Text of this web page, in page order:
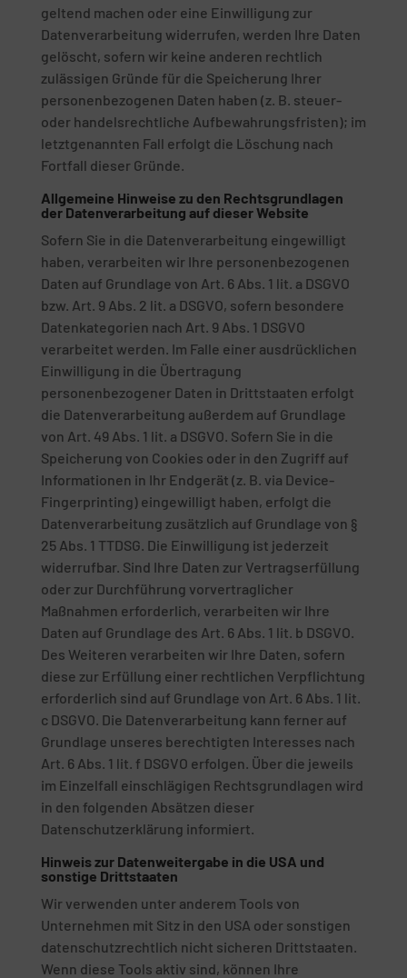
geltend machen oder eine Einwilligung zur
Datenverarbeitung widerrufen, werden Ihre Daten
gelöscht, sofern wir keine anderen rechtlich
zulässigen Gründe für die Speicherung Ihrer
personenbezogenen Daten haben (z. B. steuer-
oder handelsrechtliche Aufbewahrungsfristen); im
letztgenannten Fall erfolgt die Löschung nach
Fortfall dieser Gründe.
Allgemeine Hinweise zu den Rechtsgrundlagen
der Datenverarbeitung auf dieser Website
Sofern Sie in die Datenverarbeitung eingewilligt
haben, verarbeiten wir Ihre personenbezogenen
Daten auf Grundlage von Art. 6 Abs. 1 lit. a DSGVO
bzw. Art. 9 Abs. 2 lit. a DSGVO, sofern besondere
Datenkategorien nach Art. 9 Abs. 1 DSGVO
verarbeitet werden. Im Falle einer ausdrücklichen
Einwilligung in die Übertragung
personenbezogener Daten in Drittstaaten erfolgt
die Datenverarbeitung außerdem auf Grundlage
von Art. 49 Abs. 1 lit. a DSGVO. Sofern Sie in die
Speicherung von Cookies oder in den Zugriff auf
Informationen in Ihr Endgerät (z. B. via Device-
Fingerprinting) eingewilligt haben, erfolgt die
Datenverarbeitung zusätzlich auf Grundlage von §
25 Abs. 1 TTDSG. Die Einwilligung ist jederzeit
widerrufbar. Sind Ihre Daten zur Vertragserfüllung
oder zur Durchführung vorvertraglicher
Maßnahmen erforderlich, verarbeiten wir Ihre
Daten auf Grundlage des Art. 6 Abs. 1 lit. b DSGVO.
Des Weiteren verarbeiten wir Ihre Daten, sofern
diese zur Erfüllung einer rechtlichen Verpflichtung
erforderlich sind auf Grundlage von Art. 6 Abs. 1 lit.
c DSGVO. Die Datenverarbeitung kann ferner auf
Grundlage unseres berechtigten Interesses nach
Art. 6 Abs. 1 lit. f DSGVO erfolgen. Über die jeweils
im Einzelfall einschlägigen Rechtsgrundlagen wird
in den folgenden Absätzen dieser
Datenschutzerklärung informiert.
Hinweis zur Datenweitergabe in die USA und
sonstige Drittstaaten
Wir verwenden unter anderem Tools von
Unternehmen mit Sitz in den USA oder sonstigen
datenschutzrechtlich nicht sicheren Drittstaaten.
Wenn diese Tools aktiv sind, können Ihre